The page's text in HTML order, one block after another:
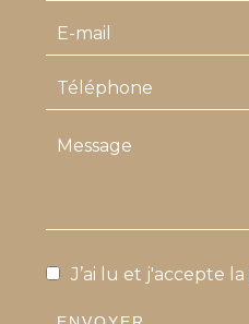
J’ai lu et j'accepte la